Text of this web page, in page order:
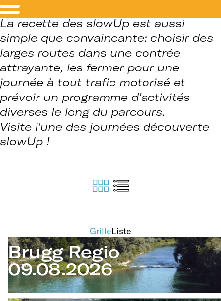
La recette des slowUp est aussi
simple que convaincante: choisir des
larges routes dans une contrée
attrayante, les fermer pour une
journée à tout trafic motorisé et
prévoir un programme d'activités
diverses le long du parcours.
Visite l'une des journées découverte
slowUp !
GrilleListe
Brugg Regio
09.08.2026